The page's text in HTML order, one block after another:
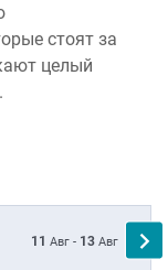
стоят за
целый
11 Авг - 13Авг